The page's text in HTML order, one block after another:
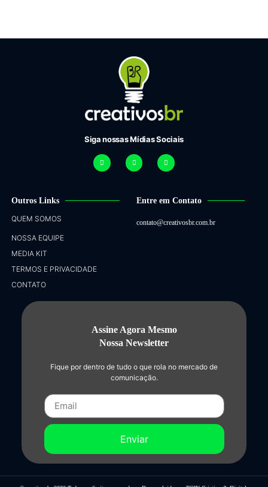
Siga nossas Mídias Sociais
Outros Links
QUEM SOMOS
NOSSA EQUIPE
MEDIA KIT
TERMOS E PRIVACIDADE
CONTATO
Entre em Contato
contato@creativosbr.com.br
Assine Agora Mesmo
Nossa Newsletter
Fique por dentro de tudo o que rola no mercado de
comunicação.
Enviar